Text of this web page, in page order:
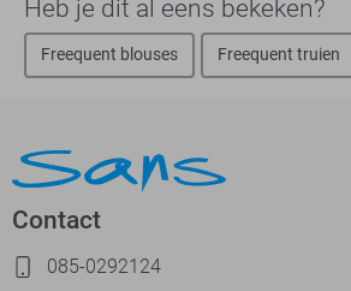
Heb je dit al eens bekeken?
Freequent blouses Freequent truien
Contact
085-0292124